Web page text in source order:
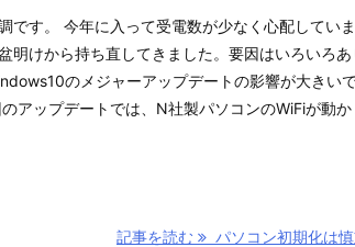
です。 今年に入って受電数が少なく心配してい
明けから持ち直してきました。要因はいろいろあ
のメジャーアップデートの影響が大きい
アップデートでは、N社製パソコンのWiFiが動か
記事を読む パソコン初期化は